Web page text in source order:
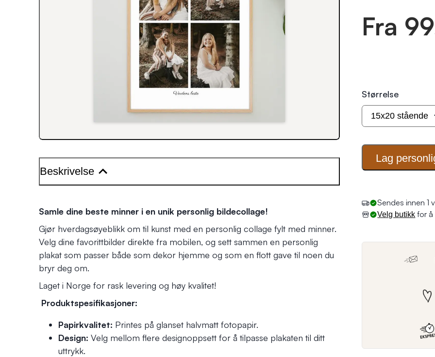
Beskrivelse
Samle dine beste minner i en unik personlig bildecollage!
Gjør hverdagsøyeblikk om til kunst med en personlig collage fylt med minner.
Velg dine favorittbilder direkte fra mobilen, og sett sammen en personlig
plakat som passer både som dekor hjemme og som en flott gave til noen du
bryr deg om.
Laget i Norge for rask levering og høy kvalitet!
Produktspesifikasjoner:
Papirkvalitet: Printes på glanset halvmatt fotopapir.
Design: Velg mellom flere designoppsett for å tilpasse plakaten til ditt
uttrykk.
Fra
Størrelse
Lag
Sendes innen 1
Velg butikk for å